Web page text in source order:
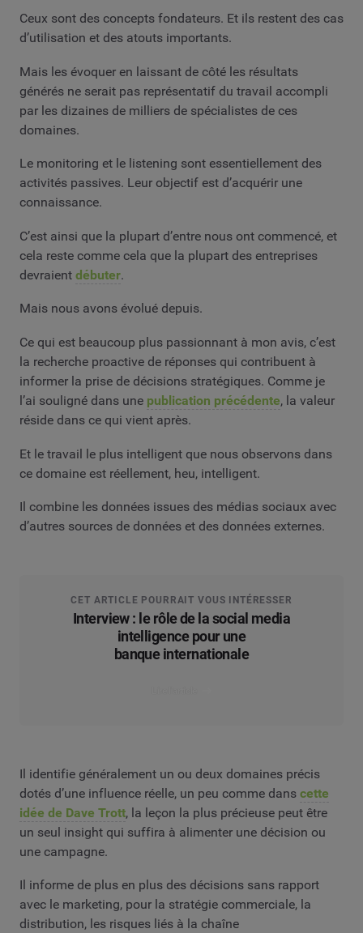
Ceux sont des concepts fondateurs. Et ils restent des cas
d’utilisation et des atouts importants.
Mais les évoquer en laissant de côté les résultats
générés ne serait pas représentatif du travail accompli
par les dizaines de milliers de spécialistes de ces
domaines.
Le monitoring et le listening sont essentiellement des
activités passives. Leur objectif est d’acquérir une
connaissance.
C’est ainsi que la plupart d’entre nous ont commencé, et
cela reste comme cela que la plupart des entreprises
devraient débuter.
Mais nous avons évolué depuis.
Ce qui est beaucoup plus passionnant à mon avis, c’est
la recherche proactive de réponses qui contribuent à
informer la prise de décisions stratégiques. Comme je
l’ai souligné dans une publication précédente, la valeur
réside dans ce qui vient après.
Et le travail le plus intelligent que nous observons dans
ce domaine est réellement, heu, intelligent.
Il combine les données issues des médias sociaux avec
d’autres sources de données et des données externes.
CET ARTICLE POURRAIT VOUS INTÉRESSER
Interview : le rôle de la social media
intelligence pour une
banque internationale
Il identifie généralement un ou deux domaines précis
dotés d’une influence réelle, un peu comme dans cette
idée de Dave Trott, la leçon la plus précieuse peut être
un seul insight qui suffira à alimenter une décision ou
une campagne.
Il informe de plus en plus des décisions sans rapport
avec le marketing, pour la stratégie commerciale, la
distribution, les risques liés à la chaîne